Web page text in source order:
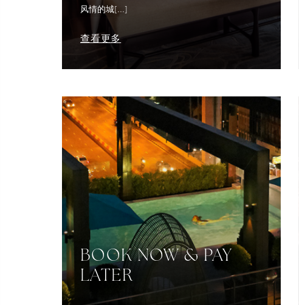
风情的城[...]
查看更多
BOOK NOW & PAY
LATER